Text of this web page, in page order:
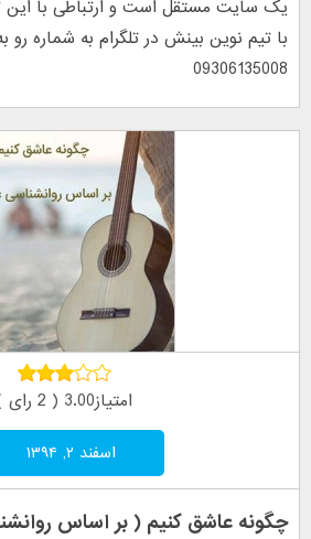
یک سایت مستقل است و ارتباطی با این
با تیم نوین بینش در تلگرام به شماره رو
09306135008
امتیاز3.00 ( 2 رای )
اسفند ۲, ۱۳۹۴
چگونه عاشق کنیم ( بر اساس